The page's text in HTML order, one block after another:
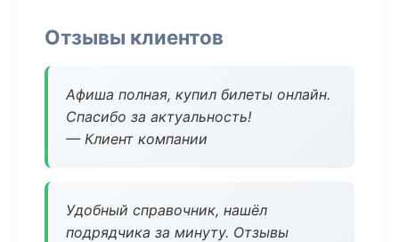
Отзывы клиентов
Афиша полная, купил билеты онлайн.
Спасибо за актуальность!
— Клиент компании
Удобный справочник, нашёл
подрядчика за минуту. Отзывы